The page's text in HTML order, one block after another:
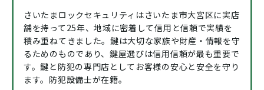
さいたまロックセキュリティはさいたま市大宮区に実店
舗を持って25年、地域に密着して信用と信頼で実績を
積み重ねてきました。鍵は大切な家族や財産・情報を守
るためのものであり、鍵屋選びは信用信頼が最も重要で
す。鍵と防犯の専門店としてお客様の安心と安全を守り
ます。防犯設備士が在籍。